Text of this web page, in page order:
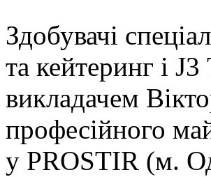
Здобувачі
та кейтеринг і
викладачем
професійного
у PROSTIR (м.